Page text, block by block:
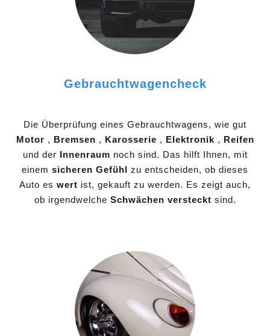
Gebrauchtwagencheck
Die Überprüfung eines Gebrauchtwagens, wie gut
Motor , Bremsen , Karosserie , Elektronik , Reifen
und der Innenraum noch sind. Das hilft Ihnen, mit
einem sicheren Gefühl zu entscheiden, ob dieses
Auto es wert ist, gekauft zu werden. Es zeigt auch,
ob irgendwelche Schwächen versteckt sind.